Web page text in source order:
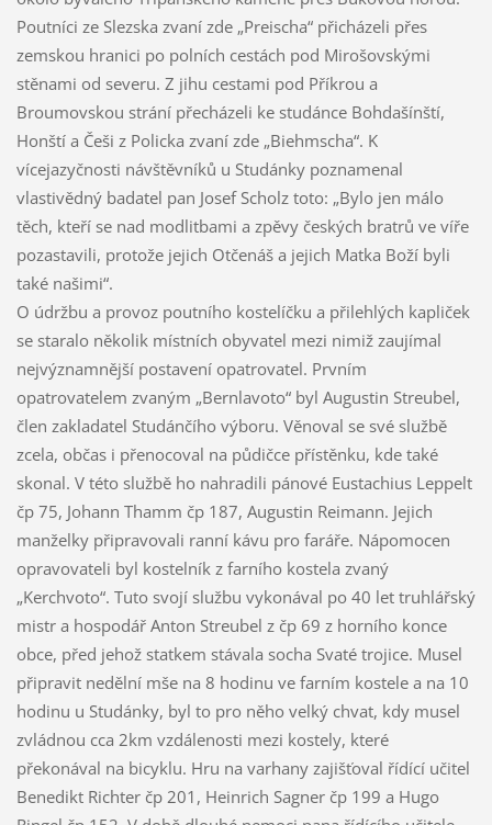
Poutníci ze Slezska zvaní zde „Preischa“ přicházeli přes
zemskou hranici po polních cestách pod Mirošovskými
stěnami od severu. Z jihu cestami pod Příkrou a
Broumovskou strání přecházeli ke studánce Bohdašínští,
Honští a Češi z Policka zvaní zde „Biehmscha“. K
vícejazyčnosti návštěvníků u Studánky poznamenal
vlastivědný badatel pan Josef Scholz toto: „Bylo jen málo
těch, kteří se nad modlitbami a zpěvy českých bratrů ve víře
pozastavili, protože jejich Otčenáš a jejich Matka Boží byli
také našimi“.
O údržbu a provoz poutního kostelíčku a přilehlých kapliček
se staralo několik místních obyvatel mezi nimiž zaujímal
nejvýznamnější postavení opatrovatel. Prvním
opatrovatelem zvaným „Bernlavoto“ byl Augustin Streubel,
člen zakladatel Studánčího výboru. Věnoval se své službě
zcela, občas i přenocoval na půdičce přístěnku, kde také
skonal. V této službě ho nahradili pánové Eustachius Leppelt
čp 75, Johann Thamm čp 187, Augustin Reimann. Jejich
manželky připravovali ranní kávu pro faráře. Nápomocen
opravovateli byl kostelník z farního kostela zvaný
„Kerchvoto“. Tuto svojí službu vykonával po 40 let truhlářský
mistr a hospodář Anton Streubel z čp 69 z horního konce
obce, před jehož statkem stávala socha Svaté trojice. Musel
připravit nedělní mše na 8 hodinu ve farním kostele a na 10
hodinu u Studánky, byl to pro něho velký chvat, kdy musel
zvládnou cca 2km vzdálenosti mezi kostely, které
překonával na bicyklu. Hru na varhany zajišťoval řídící učitel
Benedikt Richter čp 201, Heinrich Sagner čp 199 a Hugo